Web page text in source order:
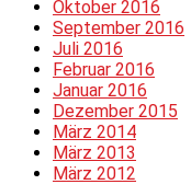
Oktober 2016
September 2016
Juli 2016
Februar 2016
Januar 2016
Dezember 2015
März 2014
März 2013
März 2012